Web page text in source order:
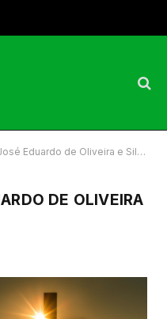
Eduardo de Oliveira e Silva"
DE OLIVEIRA